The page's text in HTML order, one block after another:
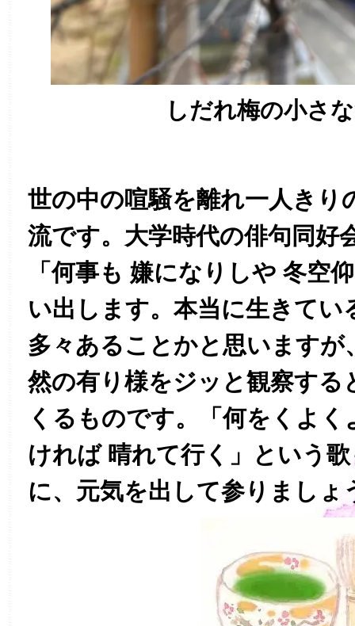
しだれ梅の小さ
世の中の喧騒を離れ一人きり
流です。大学時代の俳句同好
「何事も 嫌になりしや 冬空
い出します。本当に生きてい
多々あることかと思いますが
然の有り様をジッと観察する
くるものです。「何をくよく
ければ 晴れて行く」という
に、元気を出して参りましょ